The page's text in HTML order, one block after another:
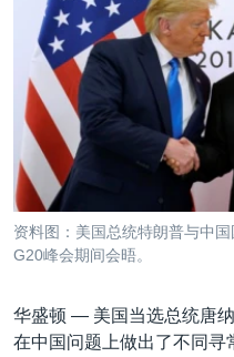
中东
欧洲
非洲
美洲
全球议题
人权·法律·宗教
科教·文娱·体健
军事
劳工
环境
热点专题
白宫要闻
国会报道
美中关系
美国建国250周年
埃博拉疫情
美国之音专访
台海两岸关系
VOA视频
VOA今日焦点
中文广播
关注我们
其他语言网站
资料图：美国总统特朗普与中
G20峰会期间会晤。
华盛顿 — 美国当选总统唐
在中国问题上做出了不同寻